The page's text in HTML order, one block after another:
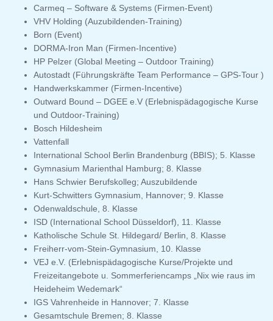
Carmeq – Software & Systems (Firmen-Event)
VHV Holding (Auzubildenden-Training)
Born (Event)
DORMA-Iron Man (Firmen-Incentive)
HP Pelzer (Global Meeting – Outdoor Training)
Autostadt (Führungskräfte Team Performance – GPS-Tour )
Handwerkskammer (Firmen-Incentive)
Outward Bound – DGEE e.V (Erlebnispädagogische Kurse
und Outdoor-Training)
Bosch Hildesheim
Vattenfall
International School Berlin Brandenburg (BBIS); 5. Klasse
Gymnasium Marienthal Hamburg; 8. Klasse
Hans Schwier Berufskolleg; Auszubildende
Kurt-Schwitters Gymnasium, Hannover; 9. Klasse
Odenwaldschule, 8. Klasse
ISD (International School Düsseldorf), 11. Klasse
Katholische Schule St. Hildegard/ Berlin, 8. Klasse
Freiherr-vom-Stein-Gymnasium, 10. Klasse
VEJ e.V. (Erlebnispädagogische Kurse/Projekte und
Freizeitangebote u. Sommerferiencamps „Nix wie raus im
Heideheim Wedemark“
IGS Vahrenheide in Hannover; 7. Klasse
Gesamtschule Bremen; 8. Klasse